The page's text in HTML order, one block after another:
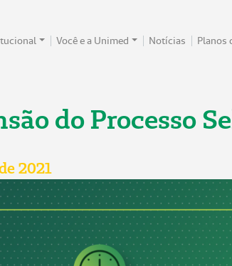
Você e a Unimed Notícias Planos
do Processo
2021